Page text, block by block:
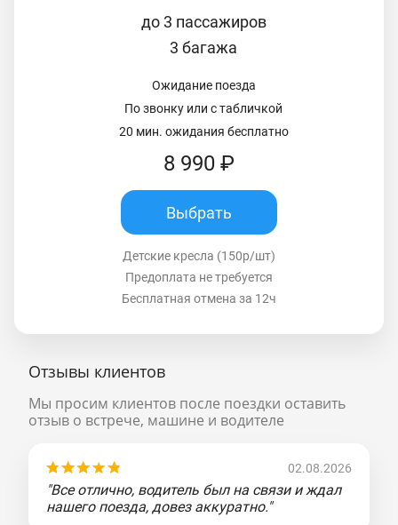
до 3 пассажиров
3 багажа
Ожидание поезда
По звонку или с табличкой
20 мин. ожидания бесплатно
8 990 ₽
Выбрать
Детские кресла (150р/шт)
Предоплата не требуется
Бесплатная отмена за 12ч
Отзывы клиентов
Мы просим клиентов после поездки оставить
отзыв о встрече, машине и водителе
02.08.2026
"Все отлично, водитель был на связи и ждал
нашего поезда, довез аккуратно."